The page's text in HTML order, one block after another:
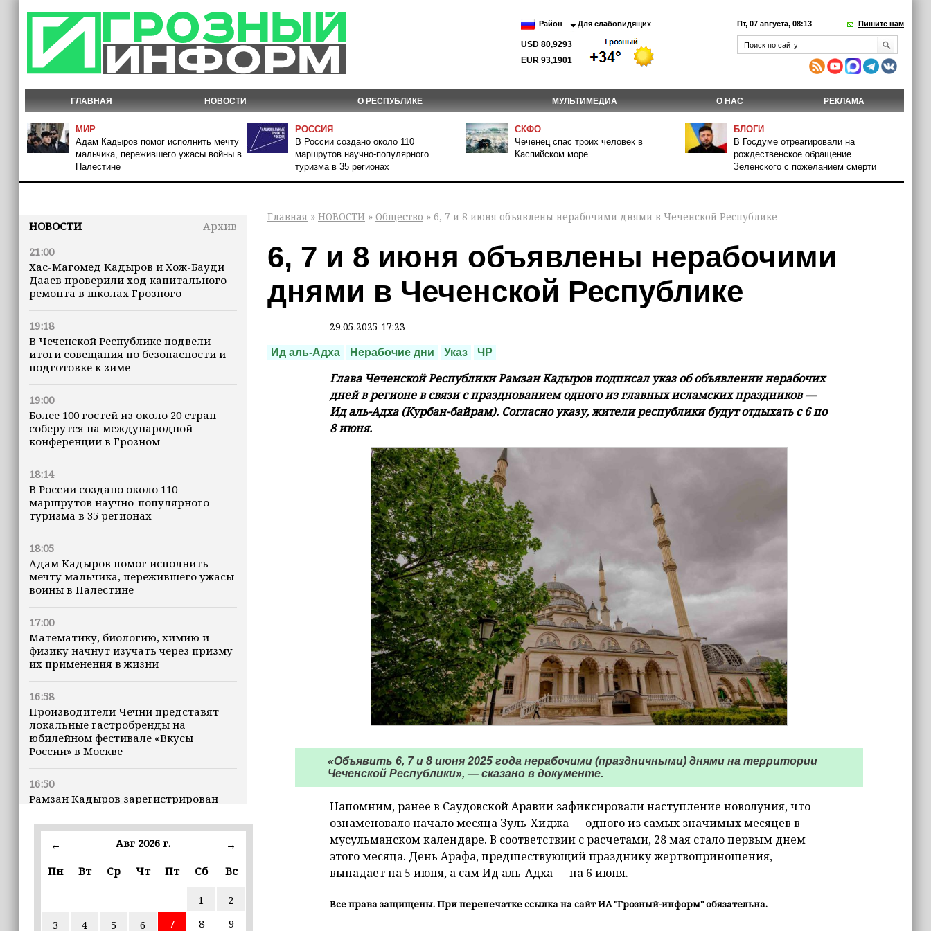
Район Для слабовидящих
USD 80,9293
EUR 93,1901
Пт, 07 августа, 08:13 Пишите нам
ГЛАВНАЯ НОВОСТИ О РЕСПУБЛИКЕ МУЛЬТИМЕДИА О НАС РЕКЛАМА
МИР
Адам Кадыров помог исполнить мечту
мальчика, пережившего ужасы войны в
Палестине
РОССИЯ
В России создано около 110
маршрутов научно-популярного
туризма в 35 регионах
СКФО
Чеченец спас троих человек в
Каспийском море
БЛОГИ
В Госдуме отреагировали на
рождественское обращение
Зеленского с пожеланием смерти
НОВОСТИ
Архив
21:00
Хас-Магомед Кадыров и Хож-Бауди
Дааев проверили ход капитального
ремонта в школах Грозного
19:18
В Чеченской Республике подвели
итоги совещания по безопасности и
подготовке к зиме
19:00
Более 100 гостей из около 20 стран
соберутся на международной
конференции в Грозном
18:14
В России создано около 110
маршрутов научно-популярного
туризма в 35 регионах
18:05
Адам Кадыров помог исполнить
мечту мальчика, пережившего ужасы
войны в Палестине
17:00
Математику, биологию, химию и
физику начнут изучать через призму
их применения в жизни
16:58
Производители Чечни представят
локальные гастробренды на
юбилейном фестивале «Вкусы
России» в Москве
16:50
Рамзан Кадыров зарегистрирован
16:47
землетрясения, рассказала
16:12
← Авг 2026 г.
→
Пн
Вт Ср Чт Пт Сб Вс
1
2
3
4 5 6 7 8
9
Главная » НОВОСТИ » Общество » 6, 7 и 8 июня объявлены нерабочими днями в Чеченской Республике
6, 7 и 8 июня объявлены нерабочими
днями в Чеченской Республике
29.05.2025 17:23
Ид аль-Адха Нерабочие дни Указ ЧР
Глава Чеченской Республики Рамзан Кадыров подписал указ об объявлении нерабочих
дней в регионе в связи с празднованием одного из главных исламских праздников —
Ид аль-Адха (Курбан-байрам). Согласно указу, жители республики будут отдыхать с 6 по
8 июня.
«Объявить 6, 7 и 8 июня 2025 года нерабочими (праздничными) днями на территории
Чеченской Республики», — сказано в документе.
Напомним, ранее в Саудовской Аравии зафиксировали наступление новолуния, что
ознаменовало начало месяца Зуль-Хиджа — одного из самых значимых месяцев в
мусульманском календаре. В соответствии с расчетами, 28 мая стало первым днем
этого месяца. День Арафа, предшествующий празднику жертвоприношения,
выпадает на 5 июня, а сам Ид аль-Адха — на 6 июня.
Все права защищены. При перепечатке ссылка на сайт ИА "Грозный-информ" обязательна.